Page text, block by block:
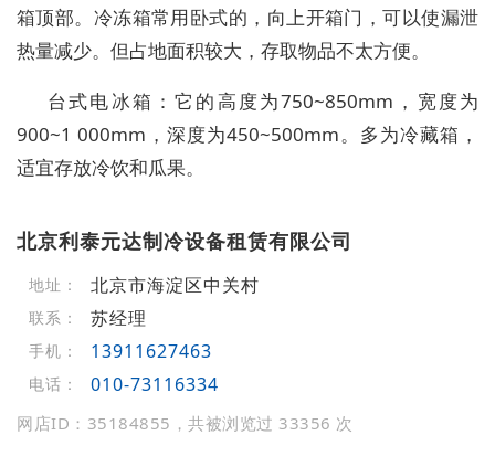
箱顶部。冷冻箱常用卧式的，向上开箱门，可以使漏泄
热量减少。但占地面积较大，存取物品不太方便。
台式电冰箱：它的高度为750~850mm，宽度为
900~1 000mm，深度为450~500mm。多为冷藏箱，
适宜存放冷饮和瓜果。
北京利泰元达制冷设备租赁有限公司
地址： 北京市海淀区中关村
联系： 苏经理
手机： 13911627463
电话： 010-73116334
网店ID：35184855，共被浏览过 33356 次